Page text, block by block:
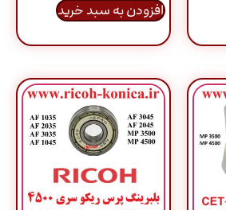
افزودن به سبد خرید